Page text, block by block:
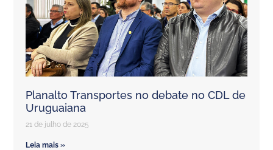
Planalto Transportes no debate no CDL de
Uruguaiana
21 de julho de 2025
Leia mais »